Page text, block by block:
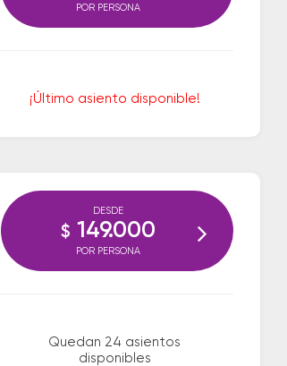
¡Último asiento disponible!
POR PERSONA
Quedan 24 asientos
disponibles
DESDE
$ 149.000
POR PERSONA